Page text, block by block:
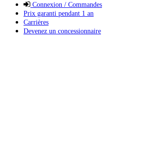
Connexion / Commandes
Prix garanti pendant 1 an
Carrières
Devenez un concessionnaire